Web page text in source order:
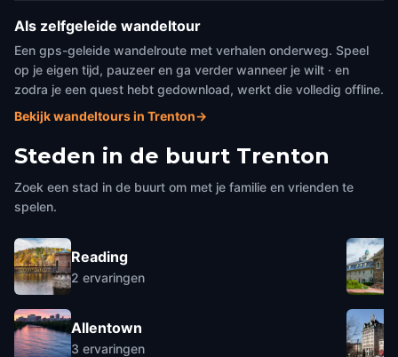
Als zelfgeleide wandeltour
Een gps-geleide wandelroute met verhalen onderweg. Speel
op je eigen tijd, pauzeer en ga verder wanneer je wilt · en
zodra je een quest hebt gedownload, werkt die volledig offline.
Bekijk wandeltours in Trenton→
Steden in de buurt Trenton
Zoek een stad in de buurt om met je familie en vrienden te
spelen.
Reading
2 ervaringen
Allentown
3 ervaringen